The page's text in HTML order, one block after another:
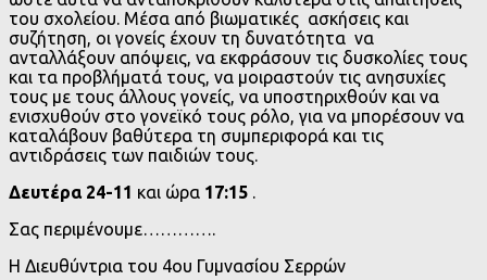
του σχολείου. Μέσα από βιωματικές ασκήσεις και
συζήτηση, οι γονείς έχουν τη δυνατότητα να
ανταλλάξουν απόψεις, να εκφράσουν τις δυσκολίες τους
και τα προβλήματά τους, να μοιραστούν τις ανησυχίες
τους με τους άλλους γονείς, να υποστηριχθούν και να
ενισχυθούν στο γονεϊκό τους ρόλο, για να μπορέσουν να
καταλάβουν βαθύτερα τη συμπεριφορά και τις
αντιδράσεις των παιδιών τους.
Δευτέρα 24-11 και ώρα 17:15 .
Σας περιμένουμε………….
Η Διευθύντρια του 4ου Γυμνασίου Σερρών